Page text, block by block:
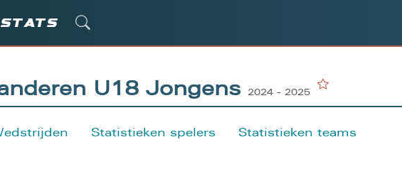
stats
U18 Jongens 2024 - 2025
Statistieken spelers Statistieken teams